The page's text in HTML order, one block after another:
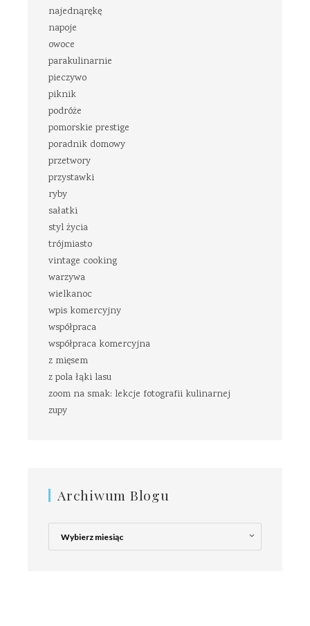
najednąrękę
napoje
owoce
parakulinarnie
pieczywo
piknik
podróże
pomorskie prestige
poradnik domowy
przetwory
przystawki
ryby
sałatki
styl życia
trójmiasto
vintage cooking
warzywa
wielkanoc
wpis komercyjny
współpraca
współpraca komercyjna
z mięsem
z pola łąki lasu
zoom na smak: lekcje fotografii kulinarnej
zupy
Archiwum Blogu
Archiwum
Blogu